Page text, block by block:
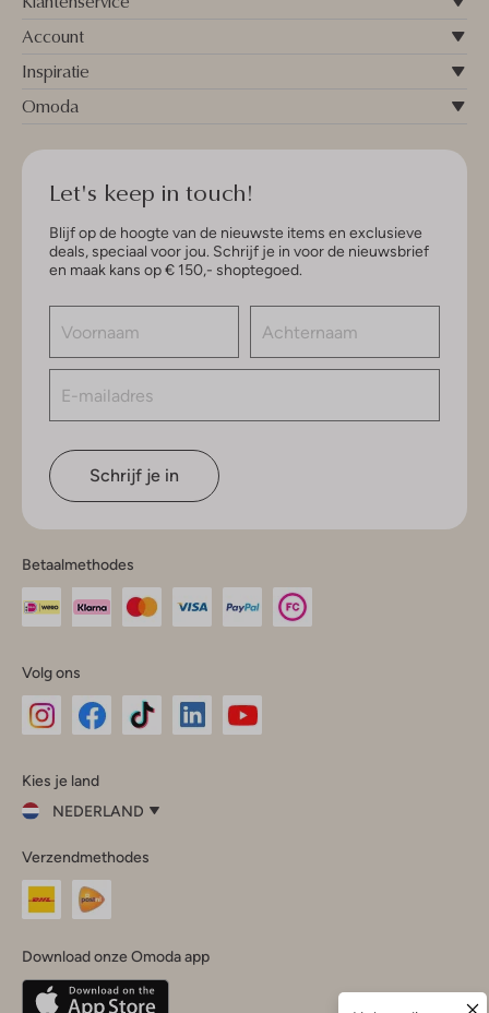
Account
Inspiratie
Omoda
Let's keep in touch!
Blijf op de hoogte van de nieuwste items en exclusieve
deals, speciaal voor jou. Schrijf je in voor de nieuwsbrief
en maak kans op € 150,- shoptegoed.
Schrijf je in
Betaalmethodes
Volg ons
InstagramFacebook
Kies je land
NEDERLAND
je
land
Nederland
Belgique(Français)
Verzendmethodes
Download onze Omoda app